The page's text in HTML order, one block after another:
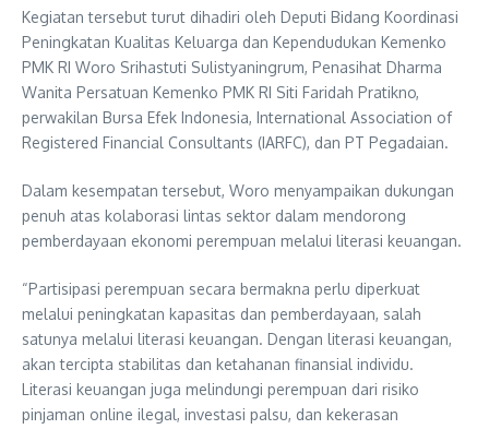
Kegiatan tersebut turut dihadiri oleh Deputi Bidang Koordinasi
Peningkatan Kualitas Keluarga dan Kependudukan Kemenko
PMK RI Woro Srihastuti Sulistyaningrum, Penasihat Dharma
Wanita Persatuan Kemenko PMK RI Siti Faridah Pratikno,
perwakilan Bursa Efek Indonesia, International Association of
Registered Financial Consultants (IARFC), dan PT Pegadaian.
Dalam kesempatan tersebut, Woro menyampaikan dukungan
penuh atas kolaborasi lintas sektor dalam mendorong
pemberdayaan ekonomi perempuan melalui literasi keuangan.
“Partisipasi perempuan secara bermakna perlu diperkuat
melalui peningkatan kapasitas dan pemberdayaan, salah
satunya melalui literasi keuangan. Dengan literasi keuangan,
akan tercipta stabilitas dan ketahanan finansial individu.
Literasi keuangan juga melindungi perempuan dari risiko
pinjaman online ilegal, investasi palsu, dan kekerasan